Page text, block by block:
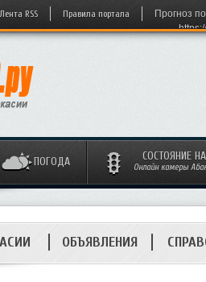
Лента RSS Правила портала
Прогноз
ПОГОДА СОСТОЯНИЕ
Онлайн камеры
ОБЪЯВЛЕНИЯ